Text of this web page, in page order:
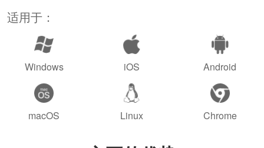
适用于：
Windows iOS Android
macOS Linux Chrome